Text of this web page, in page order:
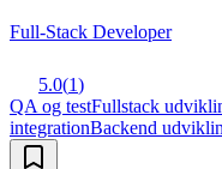
Full-Stack Developer
5.0(1)
QA og testFullstack
integrationBackend